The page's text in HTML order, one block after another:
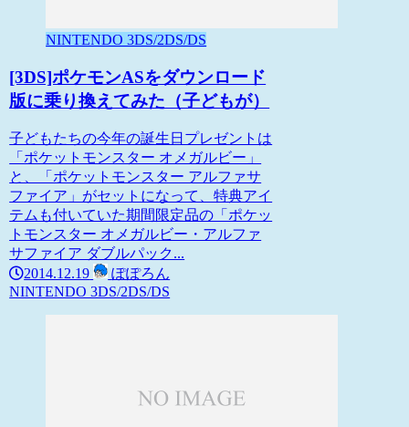
NINTENDO 3DS/2DS/DS
[3DS]ポケモンASをダウンロード
版に乗り換えてみた（子どもが）
子どもたちの今年の誕生日プレゼントは
「ポケットモンスター オメガルビー」
と、「ポケットモンスター アルファサ
ファイア」がセットになって、特典アイ
テムも付いていた期間限定品の「ポケッ
トモンスター オメガルビー・アルファ
サファイア ダブルパック...
2014.12.19
ぽぽろん
NINTENDO 3DS/2DS/DS